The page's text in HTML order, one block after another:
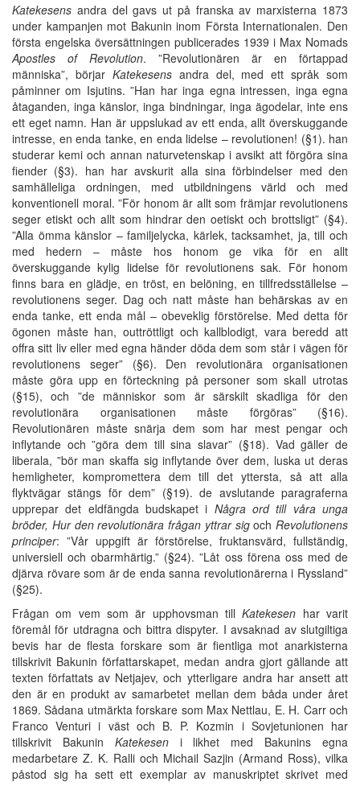
Katekesens andra del gavs ut på franska av marxisterna 1873
under kampanjen mot Bakunin inom Första Internationalen. Den
första engelska översättningen publicerades 1939 i Max Nomads
Apostles of Revolution. ”Revolutionären är en förtappad
människa”, börjar Katekesensandra del, med ett språk som
påminner om Isjutins. ”Han har inga egna intressen, inga egna
åtaganden, inga känslor, inga bindningar, inga ägodelar, inte ens
ett eget namn. Han är uppslukad av ett enda, allt överskuggande
intresse, en enda tanke, en enda lidelse – revolutionen! (§1). han
studerar kemi och annan naturvetenskap i avsikt att förgöra sina
fiender (§3). han har avskurit alla sina förbindelser med den
samhälleliga ordningen, med utbildningens värld och med
konventionell moral. ”För honom är allt som främjar revolutionens
seger etiskt och allt som hindrar den oetiskt och brottsligt” (§4).
”Alla ömma känslor – familjelycka, kärlek, tacksamhet, ja, till och
med hedern – måste hos honom ge vika för en allt
överskuggande kylig lidelse för revolutionens sak. För honom
finns bara en glädje, en tröst, en belöning, en tillfredsställelse –
revolutionens seger. Dag och natt måste han behärskas av en
enda tanke, ett enda mål – obeveklig förstörelse. Med detta för
ögonen måste han, outtröttligt och kallblodigt, vara beredd att
offra sitt liv eller med egna händer döda dem som står i vägen för
revolutionens seger” (§6). Den revolutionära organisationen
måste göra upp en förteckning på personer som skall utrotas
(§15), och ”de människor som är särskilt skadliga för den
revolutionära organisationen måste förgöras” (§16).
Revolutionären måste snärja dem som har mest pengar och
inflytande och ”göra dem till sina slavar” (§18). Vad gäller de
liberala, ”bör man skaffa sig inflytande över dem, luska ut deras
hemligheter, kompromettera dem till det yttersta, så att alla
flyktvägar stängs för dem” (§19). de avslutande paragraferna
upprepar det eldfängda budskapet i Några ord till våra unga
bröder, Hur den revolutionära frågan yttrar sigoch Revolutionens
principer: ”Vår uppgift är förstörelse, fruktansvärd, fullständig,
universiell och obarmhärtig.” (§24). ”Låt oss förena oss med de
djärva rövare som är de enda sanna revolutionärerna i Ryssland”
(§25).
Frågan om vem som är upphovsman tillKatekesen har varit
föremål för utdragna och bittra dispyter. I avsaknad av slutgiltiga
bevis har de flesta forskare som är fientliga mot anarkisterna
tillskrivit Bakunin författarskapet, medan andra gjort gällande att
texten författats av Netjajev, och ytterligare andra har ansett att
den är en produkt av samarbetet mellan dem båda under året
1869. Sådana utmärkta forskare som Max Nettlau, E. H. Carr och
Franco Venturi i väst och B. P. Kozmin i Sovjetunionen har
tillskrivit Bakunin Katekeseni likhet med Bakunins egna
medarbetare Z. K. Ralli och Michail Sazjin (Armand Ross), vilka
påstod sig ha sett ett exemplar av manuskriptet skrivet med